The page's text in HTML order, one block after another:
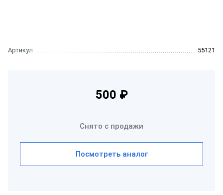
Артикул 55121
500 ₽
Снято с продажи
Посмотреть аналог